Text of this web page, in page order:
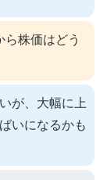
株価はどう
が、大幅に上
いになるかも